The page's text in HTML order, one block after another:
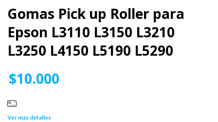
Gomas Pick up Roller para
Epson L3110 L3150 L3210
L3250 L4150 L5190 L5290
$10.000
Ver más detalles